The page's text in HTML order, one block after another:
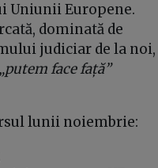
Uniunii Europene.
dominată de
judiciar de la noi,
„putem face față”
lunii noiembrie: